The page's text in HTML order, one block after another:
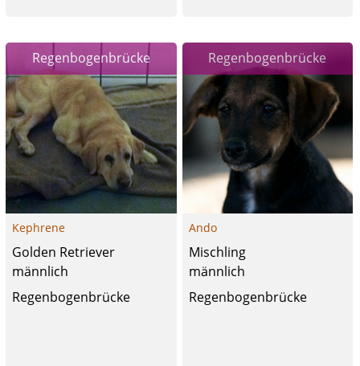
Regenbogenbrücke
Kephrene
Golden Retriever
männlich
Regenbogenbrücke
Regenbogenbrücke
Ando
Mischling
männlich
Regenbogenbrücke